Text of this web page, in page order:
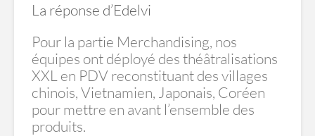
La réponse d’Edelvi
Pour la partie Merchandising, nos
équipes ont déployé des théâtralisations
XXL en PDV reconstituant des villages
chinois, Vietnamien, Japonais, Coréen
pour mettre en avant l’ensemble des
produits.